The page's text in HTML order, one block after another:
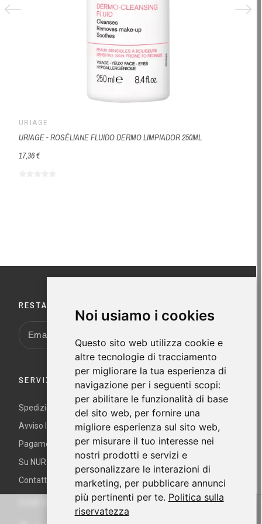
Noi usiamo i cookies
Questo sito web utilizza cookie e
altre tecnologie di tracciamento
per migliorare la tua esperienza di
navigazione per i seguenti scopi:
per abilitare le funzionalità di base
del sito web, per fornire una
migliore esperienza sul sito web,
per misurare il tuo interesse nei
nostri prodotti e servizi e
personalizzare le interazioni di
marketing, per pubblicare annunci
più pertinenti per te. Politica sulla
riservatezza
URIAGE
URIAGE - ROSÉLIANE FLUIDO DERMO LIMPIADOR 250ML
17,36 €
RESTA AGGIORNATO
SERVIZIO AL CLIENTI
Spedizioni e Resi
Avviso legale e termini e condizioni
Pagamento sicuro
Su NUR
Contattaci